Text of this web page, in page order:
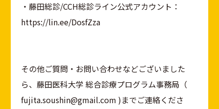
・藤田総診/CCH総診ライン公式アカウント：
https://lin.ee/DosfZza
その他ご質問・お問い合わせなどございました
ら、藤田医科大学 総合診療プログラム事務局（
fujita.soushin@gmail.com )までご連絡くださ